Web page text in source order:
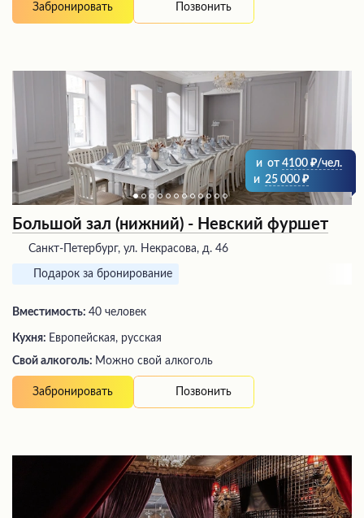
Забронировать Позвонить
и от 4100
/чел.
и 25 000
Большой зал (нижний) - Невский фуршет
Санкт-Петербург, ул. Некрасова, д. 46
Подарок за бронирование
Вместимость: 40 человек
Кухня: Европейская, русская
Свой алкоголь: Можно свой алкоголь
Забронировать Позвонить